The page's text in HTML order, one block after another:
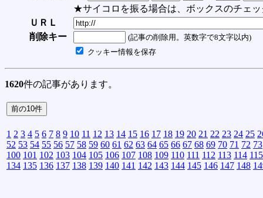
★サイコロを振る場合は、ボックスのチェッ
ＵＲＬ
削除キー
(記事の削除用。英数字で8文字以内)
クッキー情報を保存
1620件の記事があります。
1 2 3 4 5 6 7 8 9 10 11 12 13 14 15 16 17 18 19 20 21 22 23 24 25
52 53 54 55 56 57 58 59 60 61 62 63 64 65 66 67 68 69 70 71 72 73
100 101 102 103 104 105 106 107 108 109 110 111 112 113 114 115
134 135 136 137 138 139 140 141 142 143 144 145 146 147 148